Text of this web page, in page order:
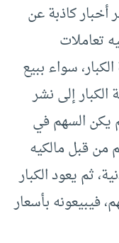
أخبار كاذبة عن
تعاملات
سواء ببيع
إلى نشر
يكن السهم في
قبل مالكيه
ثم يعود الكبار
فيبيعونه بأسعار